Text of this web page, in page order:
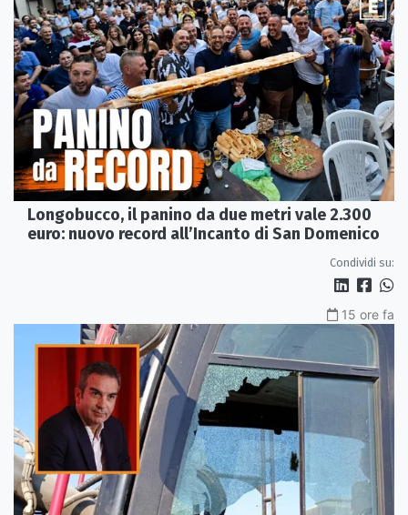
Longobucco, il panino da due metri vale 2.300
euro: nuovo record all’Incanto di San Domenico
Condividi su:
15 ore fa